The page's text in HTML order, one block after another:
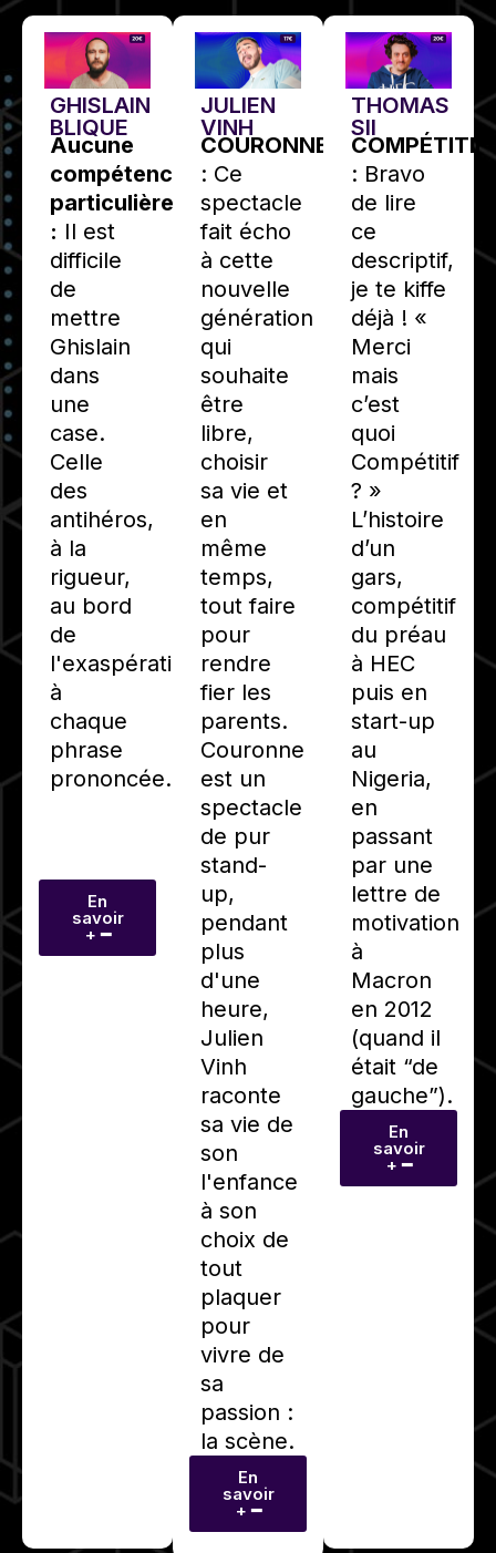
GHISLAIN
BLIQUE
Aucune
compétence
particulière
: Il est
difficile
de
mettre
Ghislain
dans
une
case.
Celle
des
antihéros,
à la
rigueur,
au bord
de
l'exaspération
à
chaque
phrase
prononcée.
En
savoir
+ ━
JULIEN
VINH
COURONNE
: Ce
spectacle
fait écho
à cette
nouvelle
génération
qui
souhaite
être
libre,
choisir
sa vie et
en
même
temps,
tout faire
pour
rendre
fier les
parents.
Couronne
est un
spectacle
de pur
stand-
up,
pendant
plus
d'une
heure,
Julien
Vinh
raconte
sa vie de
son
l'enfance
à son
choix de
tout
plaquer
pour
vivre de
sa
passion :
la scène.
En
savoir
+ ━
THOMAS
SII
COMPÉTITIF
: Bravo
de lire
ce
descriptif,
je te kiffe
déjà ! «
Merci
mais
c’est
quoi
Compétitif
? »
L’histoire
d’un
gars,
compétitif
du préau
à HEC
puis en
start-up
au
Nigeria,
en
passant
par une
lettre de
motivation
à
Macron
en 2012
(quand il
était “de
gauche”).
En
savoir
+ ━